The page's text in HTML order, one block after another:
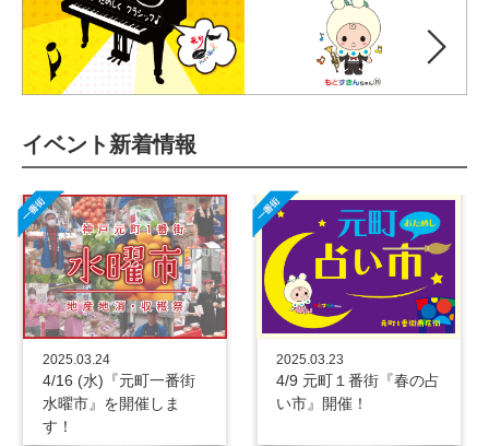
イベント新着情報
2025.03.24
4/16 (水)『元町一番街
水曜市』を開催しま
す！
2025.03.23
4/9 元町１番街『春の占
い市』開催！